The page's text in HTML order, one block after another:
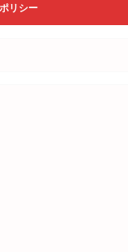
リシー